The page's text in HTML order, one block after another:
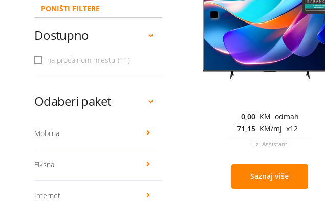
PONIŠTI FILTERE
Dostupno
na prodajnom mjestu (11)
Odaberi paket
Mobilna
Fiksna
Internet
0,00 KM odmah
71,15 KM/mj x12
uz Assistant
Saznaj više